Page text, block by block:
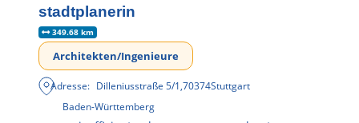
stadtplanerin
349.68 km
Architekten/Ingenieure
Adresse: Dilleniusstraße 5/1,70374Stuttgart
Baden-Württemberg